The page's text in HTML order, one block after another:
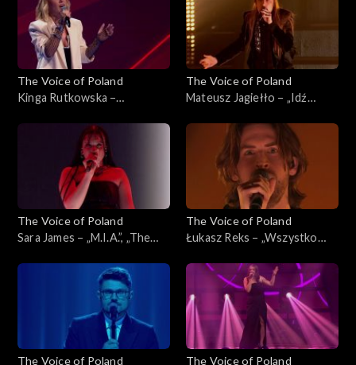
2025
2025
The Voice of Poland
Kinga Rutkowska –
of Poland”, Live 2, 15
listopada 2025
The Voice of Poland
Mateusz Jagiełło – „Idź
Live 2, 15 listopada 2025
The Voice of Poland
Sara James – „M.I.A.”, „The
listopada 2025
The Voice of Poland
Łukasz Reks – „Wszystko
Poland”, Live 2, 15 listopada
The Voice of Poland
The Voice of Poland